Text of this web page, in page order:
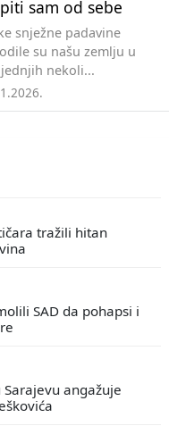
sam od sebe
snježne padavine
su našu zemlju u
nekoli...
tražili hitan
SAD da pohapsi i
angažuje